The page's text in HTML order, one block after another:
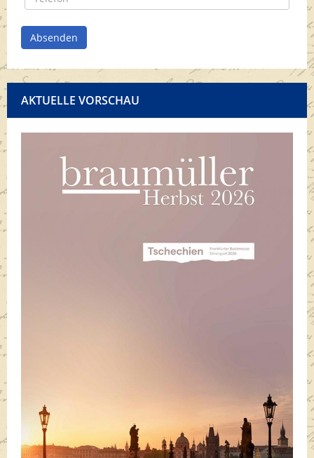
Absenden
AKTUELLE VORSCHAU